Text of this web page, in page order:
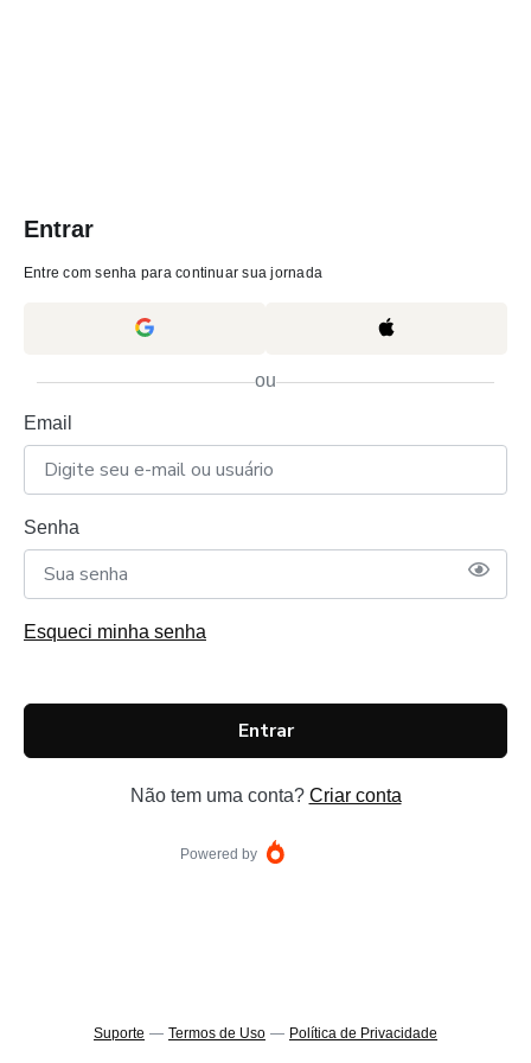
Entrar
Entre com senha para continuar sua jornada
ou
Email
Senha
Esqueci minha senha
Entrar
Não tem uma conta? Criar conta
Powered by
Suporte — Termos de Uso — Política de Privacidade